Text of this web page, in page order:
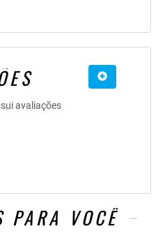
avaliações
PARA VOCÊ